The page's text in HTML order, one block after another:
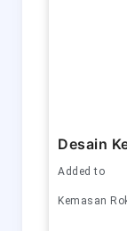
Desain
Added to
Kemasan